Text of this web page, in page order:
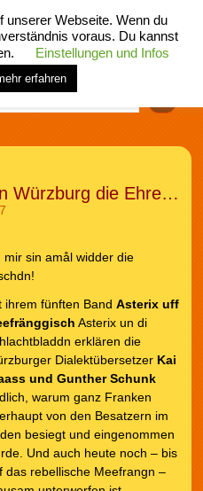
menü
fotos shop
Würzburg die Ehre…
mir sin amål widder die
ihrem fünften Band Asterix uff
Asterix un di
erklären die
Dialektübersetzer Kai
und Gunther Schunk
warum ganz Franken
von den Besatzern im
besiegt und eingenommen
Und auch heute noch – bis
das rebellische Meefrangn –
unserer Webseite. Wenn du
voraus. Du kannst
Einstellungen und Infos
erfahren